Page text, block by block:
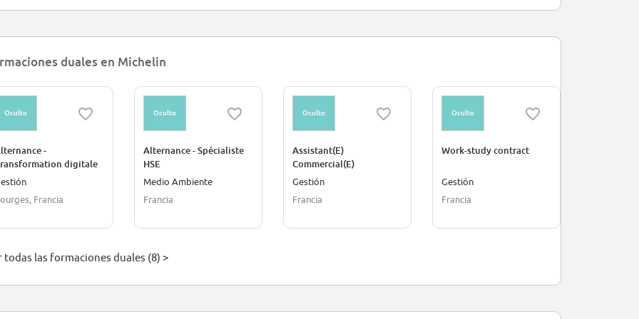
duales en Michelin
Oculto
-
digitale
système de
Francia
Oculto
Alternance - Spécialiste
HSE
Medio Ambiente
Francia
Oculto
Assistant(E)
Commercial(E)
Alternance
Gestión
Francia
Oculto
Work-study contract
Gestión
Francia
todas las formaciones duales (8) >